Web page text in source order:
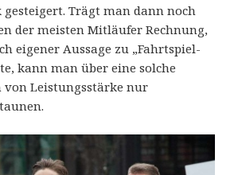
gesteigert. Trägt man dann noch
der meisten Mitläufer Rechnung,
eigener Aussage zu „Fahrtspiel-
kann man über eine solche
Leistungsstärke nur